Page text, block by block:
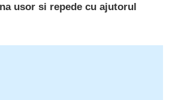
usor si repede cu ajutorul